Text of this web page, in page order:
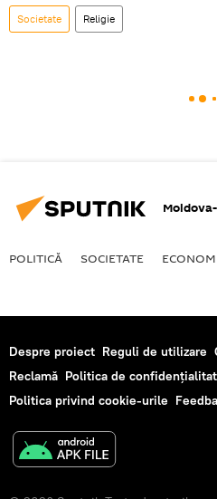
Societate Religie
POLITICĂ SOCIETATE
Despre proiect Reguli de utilizare
Reclamă Politica de
Politica privind cookie-urile